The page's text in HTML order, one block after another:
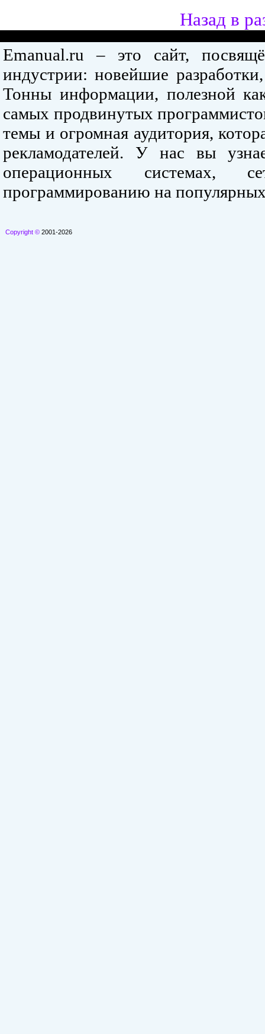
Назад в
Emanual.ru – это сайт,
индустрии: новейшие
Тонны информации, полезной
самых продвинутых
темы и огромная аудитория,
рекламодателей. У нас вы
операционных системах,
программированию на
Copyright © 2001-2026